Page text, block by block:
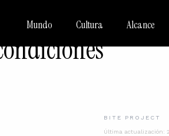
Mundo Cultura Alcance
BITE PROJECT
Última actualización: